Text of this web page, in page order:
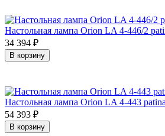
Настольная лампа Orion LA 4-446/2
34 394 ₽
В корзину
Настольная лампа Orion LA 4-443
54 393 ₽
В корзину